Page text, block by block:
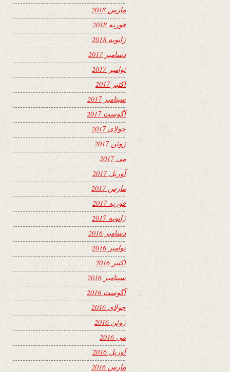
مارس 2018
فوریه 2018
ژانویه 2018
دسامبر 2017
نوامبر 2017
اکتبر 2017
سپتامبر 2017
آگوست 2017
جولای 2017
ژوئن 2017
می 2017
آوریل 2017
مارس 2017
فوریه 2017
ژانویه 2017
دسامبر 2016
نوامبر 2016
اکتبر 2016
سپتامبر 2016
آگوست 2016
جولای 2016
ژوئن 2016
می 2016
آوریل 2016
مارس 2016